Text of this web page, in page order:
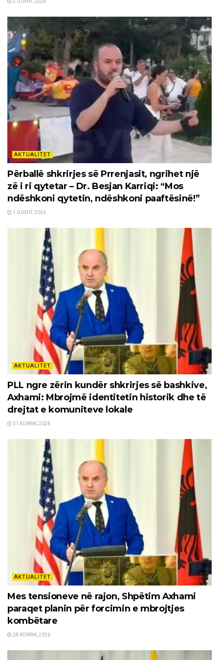
2 GUSHT, 2026
AKTUALITET
Përballë shkrirjes së Prrenjasit, ngrihet një
zë i ri qytetar – Dr. Besjan Karriqi: “Mos
ndëshkoni qytetin, ndëshkoni paaftësinë!”
1 GUSHT, 2026
AKTUALITET
PLL ngre zërin kundër shkrirjes së bashkive,
Axhami: Mbrojmë identitetin historik dhe të
drejtat e komuniteve lokale
31 KORRIK, 2026
AKTUALITET
Mes tensioneve në rajon, Shpëtim Axhami
paraqet planin për forcimin e mbrojtjes
kombëtare
28 KORRIK, 2026